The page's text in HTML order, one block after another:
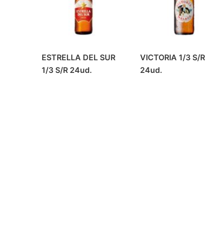
ESTRELLA DEL SUR
1/3 S/R 24ud.
VICTORIA 1/3 S/R
24ud.